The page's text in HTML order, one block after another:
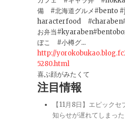
備 #北海道グルメ#bento
haracterfood
お弁当
ぼこ #小樽グ...
http://
5280.html
喜ぶ顔がみたくて
注目情報
【11月8日】エピック
知らせが遅れてしまっ